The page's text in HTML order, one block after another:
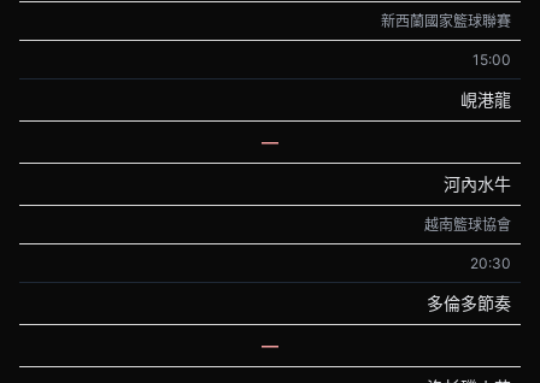
新西蘭國家籃球聯賽
15:00
峴港龍
—
河內水牛
越南籃球協會
20:30
多倫多節奏
—